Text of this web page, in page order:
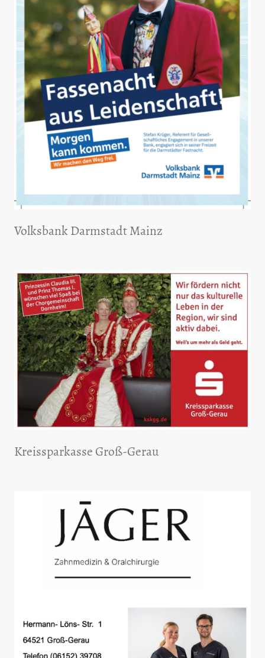
Volksbank Darmstadt Mainz
Kreissparkasse Groß-Gerau